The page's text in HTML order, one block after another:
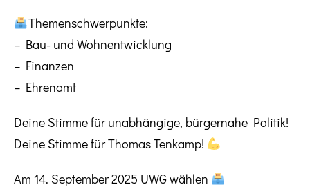
Themenschwerpunkte:
– Bau- und Wohnentwicklung
– Finanzen
– Ehrenamt
Deine Stimme für unabhängige, bürgernahe Politik!
Deine Stimme für Thomas Tenkamp!
Am 14. September 2025 UWG wählen